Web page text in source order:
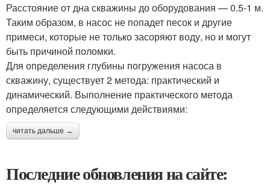
Расстояние от дна скважины до оборудования — 0.5-1 м.
Таким образом, в насос не попадет песок и другие
примеси, которые не только засоряют воду, но и могут
быть причиной поломки.
Для определения глубины погружения насоса в
скважину, существует 2 метода: практический и
динамический. Выполнение практического метода
определяется следующими действиями:
читать дальше →
Последние обновления на сайте: